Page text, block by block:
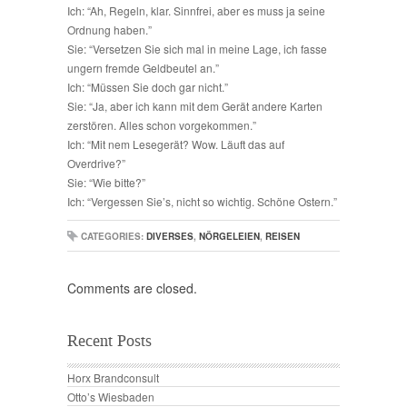
Ich: “Ah, Regeln, klar. Sinnfrei, aber es muss ja seine
Ordnung haben.”
Sie: “Versetzen Sie sich mal in meine Lage, ich fasse
ungern fremde Geldbeutel an.”
Ich: “Müssen Sie doch gar nicht.”
Sie: “Ja, aber ich kann mit dem Gerät andere Karten
zerstören. Alles schon vorgekommen.”
Ich: “Mit nem Lesegerät? Wow. Läuft das auf
Overdrive?”
Sie: “Wie bitte?”
Ich: “Vergessen Sie’s, nicht so wichtig. Schöne Ostern.”
CATEGORIES: DIVERSES, NÖRGELEIEN, REISEN
Comments are closed.
Recent Posts
Horx Brandconsult
Otto’s Wiesbaden